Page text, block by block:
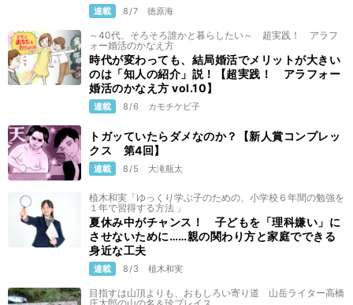
連載 8/7 徳原海
～40代、そろそろ誰かと暮らしたい～ 超実践！ アラフ
ォー婚活のかなえ方
時代が変わっても、結局婚活でメリットが大きい
のは「知人の紹介」説！【超実践！ アラフォー
婚活のかなえ方 vol.10】
連載 8/6 カモチケビ子
トガッていたらダメなのか？【新人賞コンプレッ
クス 第4回】
連載 8/5 大滝瓶太
植木和実「ゆっくり学ぶ子のための、小学校６年間の勉強を
１年で習得する方法 」
夏休み中がチャンス！ 子どもを「理科嫌い」に
させないために……親の関わり方と家庭でできる
身近な工夫
連載 8/3 植木和実
目指すは山頂よりも、おもしろい寄り道 山岳ライター高橋